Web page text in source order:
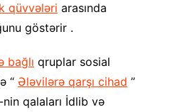
qüvvələri arasında
göstərir .
bağlı qruplar sosial
“ Ələvilərə qarşı cihad ”
nin qalaları İdlib və